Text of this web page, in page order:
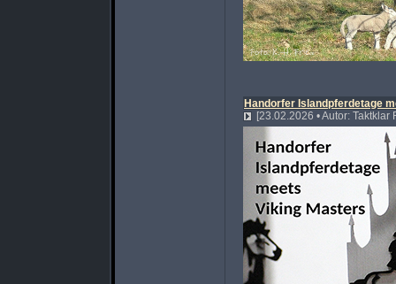
Handorfer Islandpferdetage
[23.02.2026 • Autor: Taktklar